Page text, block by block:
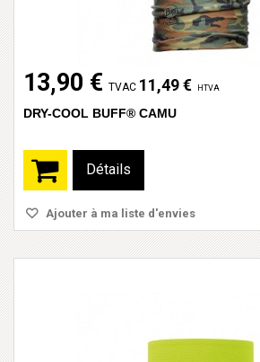
13,90 € TVAC 11,49 € HTVA
DRY-COOL BUFF® CAMU
Détails
Ajouter à ma liste d'envies